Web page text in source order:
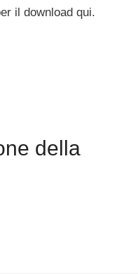
il download qui.
della